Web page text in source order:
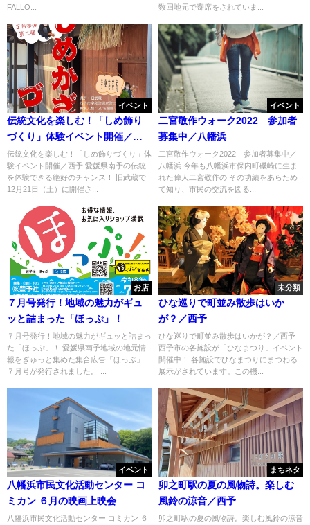
FALLO...
数回地元で寄席をされていま...
イベント
伝統文化を楽しむ！「しめ飾り
づくり」体験イベント開催／西
予
伝統文化を楽しむ！「しめ飾りづくり」体
験イベント開催／西予 愛媛県南予の伝統
を体験できる絶好のチャンス！ 旧武蔵で
12月21日（土）に開催さ...
イベント
二宮敬作ウォーク2022 参加者
募集中／八幡浜
二宮敬作ウォーク2022 参加者募集中／
八幡浜 今年も八幡浜市保内町磯崎に生ま
れた偉人二宮敬作の その功績をあらため
て知り、市民の交流を図る...
お店
７月号発行！地域の魅力がギュ
ッと詰まった「ほっぷ」！
７月号発行！地域の魅力がギュッと詰まっ
た「ほっぷ」！ 愛媛県南予地域の地元情
報をぎゅっと集めた集合広告「ほっぷ」
７月号が発行されました。 ...
未分類
ひな巡りで町並み散歩はいか
が？／西予
ひな巡りで町並み散歩はいかが？／西予
西予市の各施設が「ひなまつり」イベント
開催中！ 各施設でひなまつりにまつわる
展示がされています。この機...
イベント
八幡浜市民文化活動センター コ
ミカン ６月の映画上映会
八幡浜市民文化活動センター コミカン ６
まちネタ
卯之町駅の夏の風物詩。楽しむ
風鈴の涼音／西予
卯之町駅の夏の風物詩。楽しむ風鈴の涼音